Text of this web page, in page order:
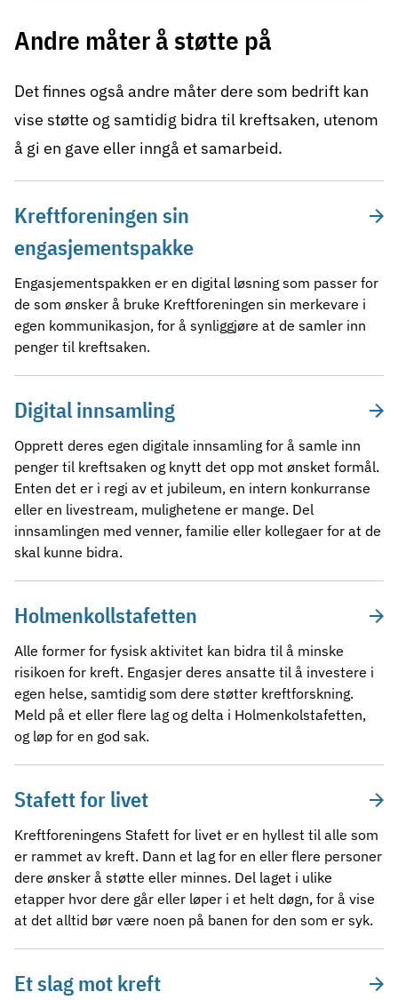
Andre måter å støtte på
Det finnes også andre måter dere som bedrift kan
vise støtte og samtidig bidra til kreftsaken, utenom
å gi en gave eller inngå et samarbeid.
Kreftforeningen sin
engasjementspakke
Engasjementspakken er en digital løsning som passer for
de som ønsker å bruke Kreftforeningen sin merkevare i
egen kommunikasjon, for å synliggjøre at de samler inn
penger til kreftsaken.
Digital innsamling
Opprett deres egen digitale innsamling for å samle inn
penger til kreftsaken og knytt det opp mot ønsket formål.
Enten det er i regi av et jubileum, en intern konkurranse
eller en livestream, mulighetene er mange. Del
innsamlingen med venner, familie eller kollegaer for at de
skal kunne bidra.
Holmenkollstafetten
Alle former for fysisk aktivitet kan bidra til å minske
risikoen for kreft. Engasjer deres ansatte til å investere i
egen helse, samtidig som dere støtter kreftforskning.
Meld på et eller flere lag og delta i Holmenkolstafetten,
og løp for en god sak.
Stafett for livet
Kreftforeningens Stafett for livet er en hyllest til alle som
er rammet av kreft. Dann et lag for en eller flere personer
dere ønsker å støtte eller minnes. Del laget i ulike
etapper hvor dere går eller løper i et helt døgn, for å vise
at det alltid bør være noen på banen for den som er syk.
Et slag mot kreft